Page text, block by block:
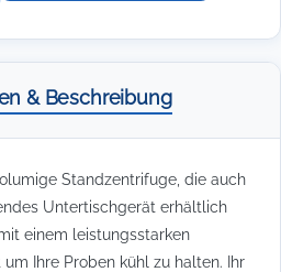
& Beschreibung
Standzentrifuge, die auch
Untertischgerät erhältlich
einem leistungsstarken
Ihre Proben kühl zu halten. Ihr